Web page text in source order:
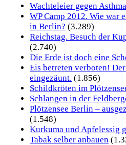
Wachteleier gegen
WP Camp 2012. Wie war
in Berlin? (3.289)
Reichstag. Besuch der
(2.740)
Die Erde ist doch eine
Eis betreten verboten!
eingezäunt. (1.856)
Schildkröten im
Schlangen in der
Plötzensee Berlin –
(1.548)
Kurkuma und Apfelessig
Tabak selber anbauen